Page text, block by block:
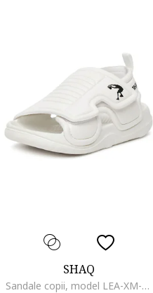
SHAQ
Sandale copii, model LEA-XM-0048, alb, plastic